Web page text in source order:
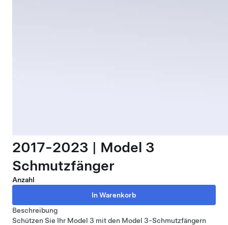
2017-2023 | Model 3
Schmutzfänger
Anzahl
Beschreibung
Schützen Sie Ihr Model 3 mit den Model 3-Schmutzfängern